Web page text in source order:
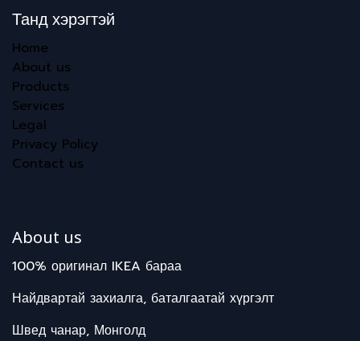
Танд хэрэгтэй
Home
About us
Products
Services
Legal
Privacy Policy
Contact us
About us
100% оригинал IKEA бараа
Найдвартай захиалга, баталгаатай хүргэлт
Швед чанар, Монголд